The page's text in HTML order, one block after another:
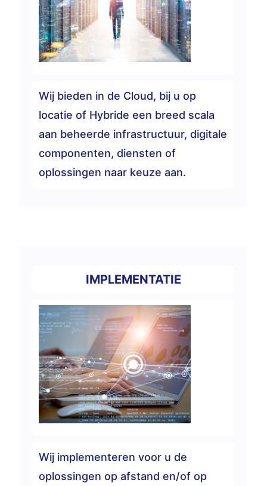
Wij bieden in de Cloud, bij u op
locatie of Hybride een breed scala
aan beheerde infrastructuur, digitale
componenten, diensten of
oplossingen naar keuze aan.
IMPLEMENTATIE
Wij implementeren voor u de
oplossingen op afstand en/of op